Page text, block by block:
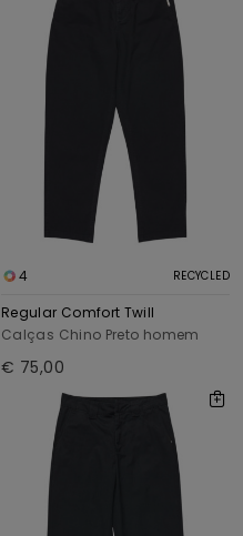
4 RECYCLED
Regular Comfort Twill
Calças Chino Preto homem
€ 75,00